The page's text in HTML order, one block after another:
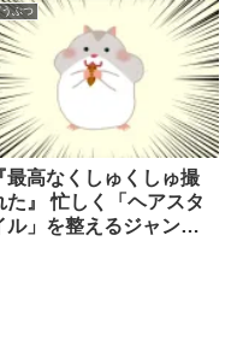
ぶつ
最高なくしゅくしゅ撮
た』 忙しく「ヘアスタ
ル」を整えるジャンガ